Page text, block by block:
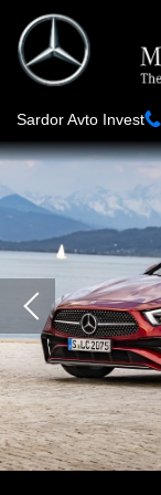
Перейти
основному
содержанию
Sardor Avto Invest